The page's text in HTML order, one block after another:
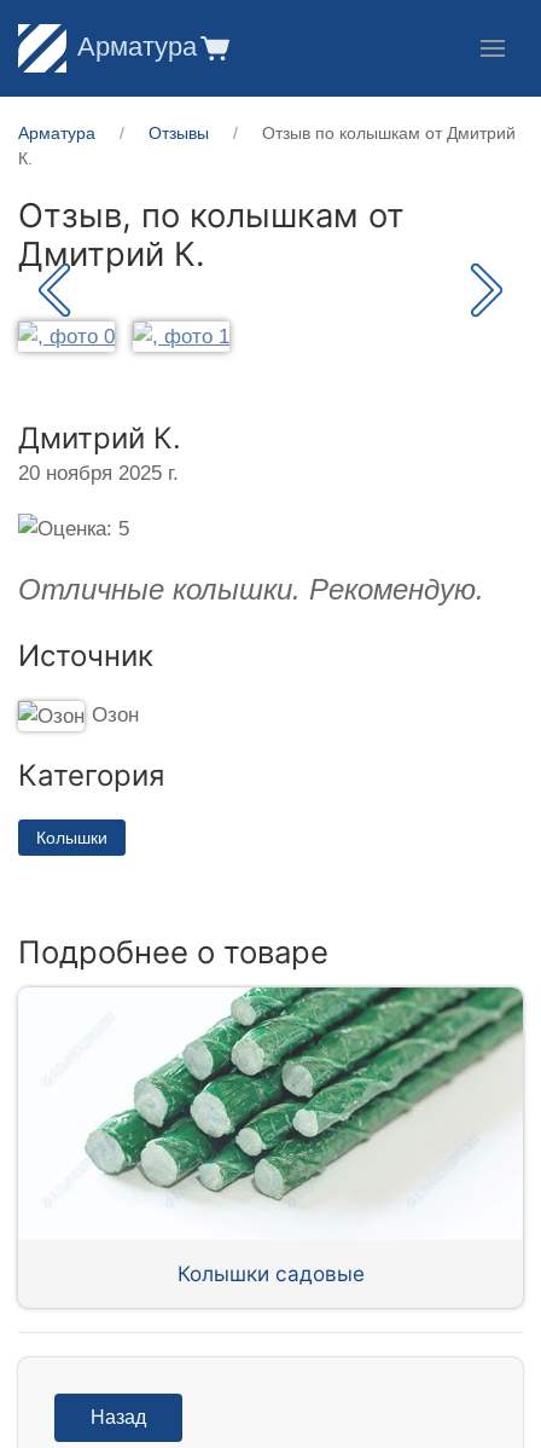
Арматура
Арматура Отзывы
Отзыв по колышкам от Дмитрий
К.
Отзыв, по колышкам от
Дмитрий К.
Дмитрий К.
20 ноября 2025 г.
Отличные колышки. Рекомендую.
Источник
Озон
Категория
Колышки
Подробнее о товаре
Колышки садовые
Назад